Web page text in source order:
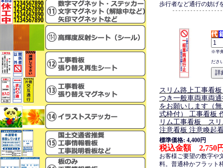
歩行者など通行の妨げ
※半
ださ
スリム路上工事看
つき一般車両車両
をお願いします（
式枠付） 工事看板
リム工事看板 スリ
注意看板 注意喚起
標準価格: 4,400円
税込金額 2,750
お客様ご要望の数字や
料。普通枠かフラット